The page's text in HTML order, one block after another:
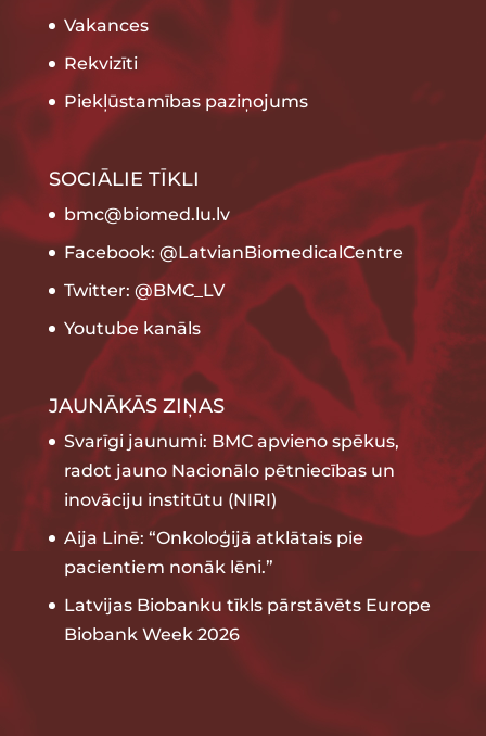
Vakances
Rekvizīti
Piekļūstamības paziņojums
SOCIĀLIE TĪKLI
bmc@biomed.lu.lv
Facebook: @LatvianBiomedicalCentre
Twitter: @BMC_LV
Youtube kanāls
JAUNĀKĀS ZIŅAS
Svarīgi jaunumi: BMC apvieno spēkus,
radot jauno Nacionālo pētniecības un
inovāciju institūtu (NIRI)
Aija Linē: “Onkoloģijā atklātais pie
pacientiem nonāk lēni.”
Latvijas Biobanku tīkls pārstāvēts Europe
Biobank Week 2026